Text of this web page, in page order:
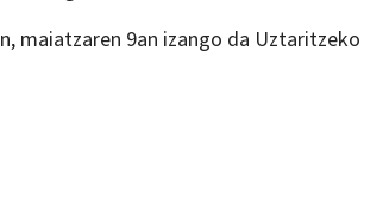
maiatzaren 9an izango da Uztaritzeko